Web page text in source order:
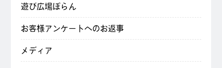
遊び広場ぽらん
お客様アンケートへのお返事
メディア